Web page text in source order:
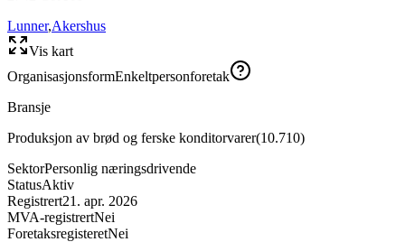
Lunner,Akershus
Vis kart
OrganisasjonsformEnkeltpersonforetak
Bransje
Produksjon av brød og ferske konditorvarer(10.710)
SektorPersonlig næringsdrivende
StatusAktiv
Registrert21. apr. 2026
MVA-registrertNei
ForetaksregisteretNei